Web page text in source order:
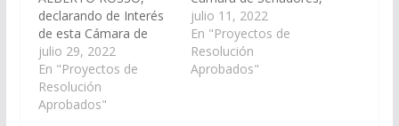
declarando de Interés
de esta Cámara de
Senadores, las
actividades con motivo
del 2º Encuentro de
Economía del
julio 29, 2022
En "Proyectos de
Resolución
Aprobados"
las actividades con
motivo del 3er.
Encuentro y Feria de
Emprendedores,
julio 11, 2022
En "Proyectos de
Resolución
Aprobados"